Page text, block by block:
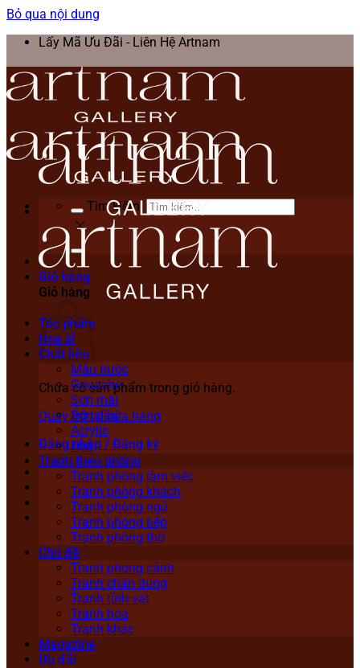
Bỏ qua nội dung
Lấy Mã Ưu Đãi - Liên Hệ Artnam
Tìm kiếm:
Giỏ hàng
Giỏ hàng
Chưa có sản phẩm trong giỏ hàng.
Quay trở lại cửa hàng
Đăng nhập / Đăng ký
Tác phẩm
Họa sĩ
Chất liệu
Màu nước
Gouache
Sơn mài
Sơn dầu
Acrylic
Lụa
Tranh theo phòng
Tranh phòng làm việc
Tranh phòng khách
Tranh phòng ngủ
Tranh phòng bếp
Tranh phòng thờ
Chủ đề
Tranh phong cảnh
Tranh chân dung
Tranh tĩnh vật
Tranh hoa
Tranh khác
Magazine
Ưu đãi